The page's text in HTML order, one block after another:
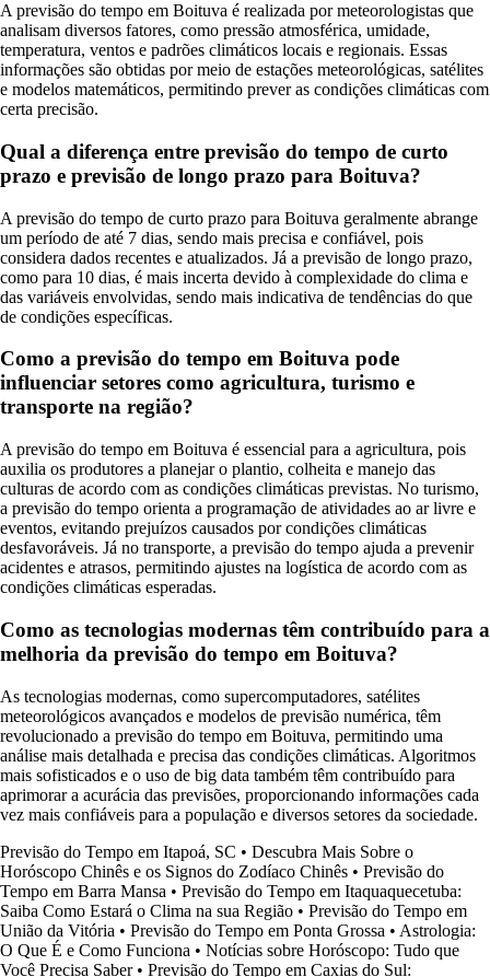
A previsão do tempo em Boituva é realizada por meteorologistas que
analisam diversos fatores, como pressão atmosférica, umidade,
temperatura, ventos e padrões climáticos locais e regionais. Essas
informações são obtidas por meio de estações meteorológicas, satélites
e modelos matemáticos, permitindo prever as condições climáticas com
certa precisão.
Qual a diferença entre previsão do tempo de curto
prazo e previsão de longo prazo para Boituva?
A previsão do tempo de curto prazo para Boituva geralmente abrange
um período de até 7 dias, sendo mais precisa e confiável, pois
considera dados recentes e atualizados. Já a previsão de longo prazo,
como para 10 dias, é mais incerta devido à complexidade do clima e
das variáveis envolvidas, sendo mais indicativa de tendências do que
de condições específicas.
Como a previsão do tempo em Boituva pode
influenciar setores como agricultura, turismo e
transporte na região?
A previsão do tempo em Boituva é essencial para a agricultura, pois
auxilia os produtores a planejar o plantio, colheita e manejo das
culturas de acordo com as condições climáticas previstas. No turismo,
a previsão do tempo orienta a programação de atividades ao ar livre e
eventos, evitando prejuízos causados por condições climáticas
desfavoráveis. Já no transporte, a previsão do tempo ajuda a prevenir
acidentes e atrasos, permitindo ajustes na logística de acordo com as
condições climáticas esperadas.
Como as tecnologias modernas têm contribuído para a
melhoria da previsão do tempo em Boituva?
As tecnologias modernas, como supercomputadores, satélites
meteorológicos avançados e modelos de previsão numérica, têm
revolucionado a previsão do tempo em Boituva, permitindo uma
análise mais detalhada e precisa das condições climáticas. Algoritmos
mais sofisticados e o uso de big data também têm contribuído para
aprimorar a acurácia das previsões, proporcionando informações cada
vez mais confiáveis para a população e diversos setores da sociedade.
Previsão do Tempo em Itapoá, SC • Descubra Mais Sobre o
Horóscopo Chinês e os Signos do Zodíaco Chinês • Previsão do
Tempo em Barra Mansa • Previsão do Tempo em Itaquaquecetuba:
Saiba Como Estará o Clima na sua Região • Previsão do Tempo em
União da Vitória • Previsão do Tempo em Ponta Grossa • Astrologia:
O Que É e Como Funciona • Notícias sobre Horóscopo: Tudo que
Você Precisa Saber• Previsão do Tempo em Caxias do Sul: